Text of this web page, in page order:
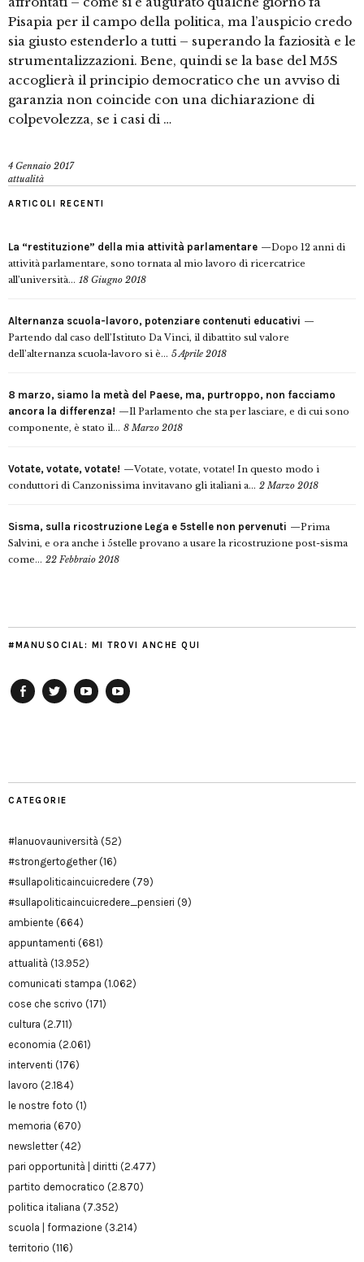
Pisapia per il campo della politica, ma l’auspicio credo
sia giusto estenderlo a tutti – superando la faziosità e le
strumentalizzazioni. Bene, quindi se la base del M5S
accoglierà il principio democratico che un avviso di
garanzia non coincide con una dichiarazione di
colpevolezza, se i casi di …
4 Gennaio 2017
attualità
ARTICOLI RECENTI
La “restituzione” della mia attività parlamentare
Dopo 12 anni di
attività parlamentare, sono tornata al mio lavoro di ricercatrice
all’università... 18 Giugno 2018
Alternanza scuola-lavoro, potenziare contenuti educativi
Partendo dal caso dell’Istituto Da Vinci, il dibattito sul valore
dell’alternanza scuola-lavoro si è... 5 Aprile 2018
8 marzo, siamo la metà del Paese, ma, purtroppo, non facciamo
ancora la differenza!
Il Parlamento che sta per lasciare, e di cui sono
componente, è stato il... 8 Marzo 2018
Votate, votate, votate!
Votate, votate, votate! In questo modo i
conduttori di Canzonissima invitavano gli italiani a... 2 Marzo 2018
Sisma, sulla ricostruzione Lega e 5stelle non pervenuti
Prima
Salvini, e ora anche i 5stelle provano a usare la ricostruzione post-sisma
come... 22 Febbraio 2018
#MANUSOCIAL: MI TROVI ANCHE QUI
CATEGORIE
#lanuovauniversità (52)
#strongertogether(16)
#sullapoliticaincuicredere (79)
#sullapoliticaincuicredere_pensieri (9)
ambiente (664)
appuntamenti (681)
attualità (13.952)
comunicati stampa (1.062)
cose che scrivo (171)
cultura (2.711)
economia (2.061)
interventi (176)
lavoro (2.184)
le nostre foto (1)
memoria (670)
newsletter(42)
pari opportunità | diritti (2.477)
partito democratico (2.870)
politica italiana (7.352)
scuola | formazione (3.214)
territorio (116)